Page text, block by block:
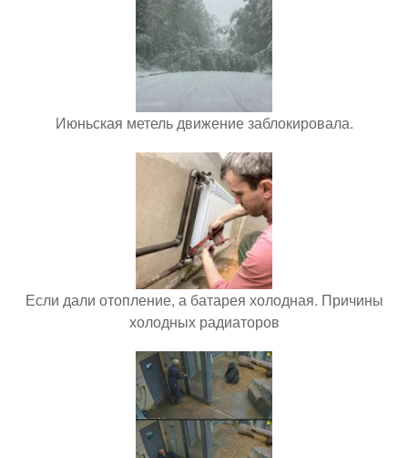
Июньская метель движение заблокировала.
Если дали отопление, а батарея холодная. Причины
холодных радиаторов